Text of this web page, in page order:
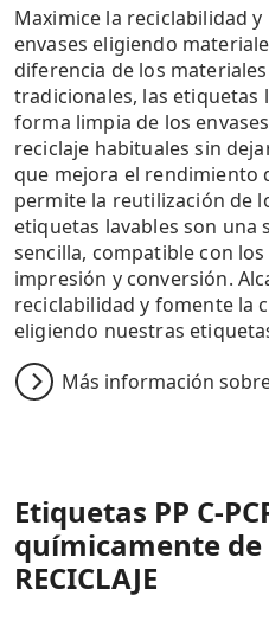
Maximice la reciclabilidad
envases eligiendo
diferencia de los
tradicionales, las etiquetas
forma limpia de los
reciclaje habituales sin
que mejora el rendimiento
permite la reutilización de
etiquetas lavables son una
sencilla, compatible con
impresión y conversión.
reciclabilidad y fomente la
eligiendo nuestras
Más información
Etiquetas PP C-
químicamente de
RECICLAJE